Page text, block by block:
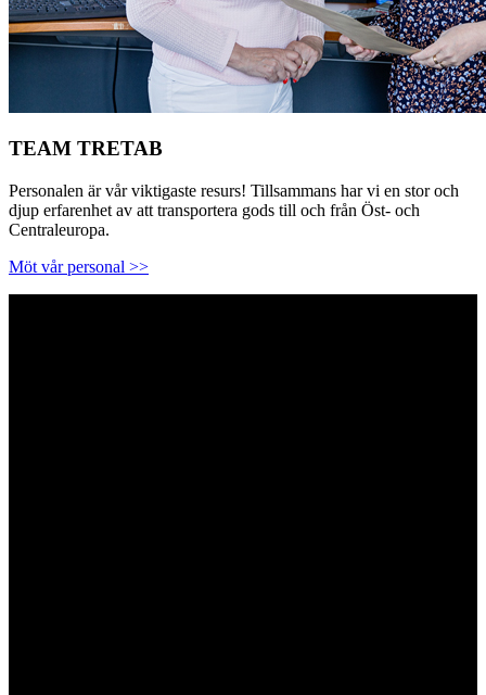
TEAM TRETAB
Personalen är vår viktigaste resurs! Tillsammans har vi en stor och
djup erfarenhet av att transportera gods till och från Öst- och
Centraleuropa.
Möt vår personal >>